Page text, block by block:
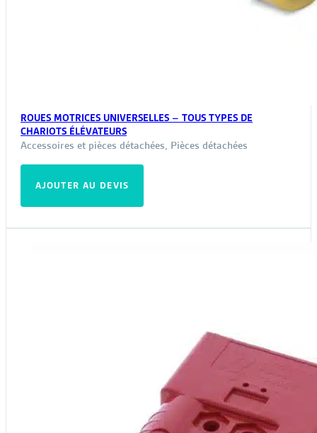
ROUES MOTRICES UNIVERSELLES – TOUS TYPES DE
CHARIOTS ÉLÉVATEURS
Accessoires et pièces détachées, Pièces détachées
AJOUTER AU DEVIS